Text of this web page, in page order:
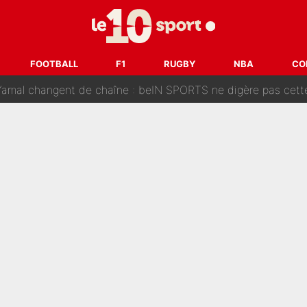
FOOTBALL F1 RUGBY NBA
les recrues espérées par Bruno Genesio et Grégory
: Ces autres joueurs du XV de France pourraient aussi quitter le Stade
changent de chaîne : beIN SPORTS ne digère pas cette décision